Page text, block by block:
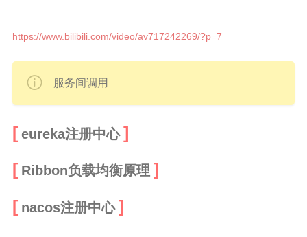
https://www.bilibili.com/video/av717242269/?p=7
服务间调用
eureka注册中心
Ribbon负载均衡原理
nacos注册中心